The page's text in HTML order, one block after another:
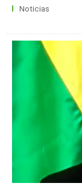
Noticias